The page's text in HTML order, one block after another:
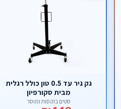
גק גיר עד 0.5 טון כולל רגלית
מבית סקורפיון
סטים בוקסות ומוסך